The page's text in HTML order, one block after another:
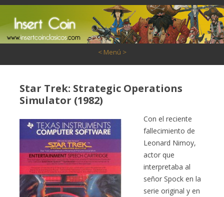
< Menú >
Star Trek: Strategic Operations
Simulator (1982)
Con el reciente
fallecimiento de
Leonard Nimoy,
actor que
interpretaba al
señor Spock en la
serie original y en